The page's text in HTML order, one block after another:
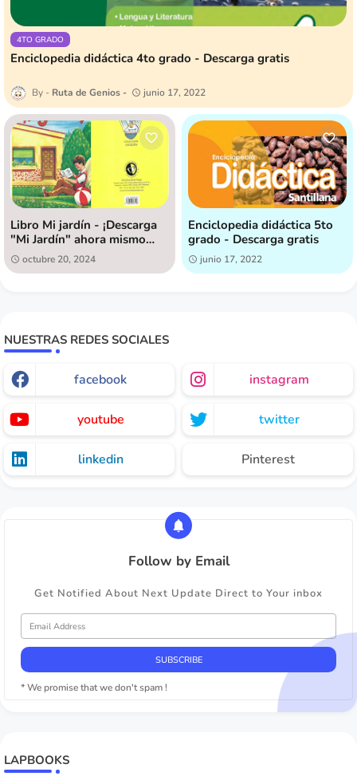
4TO GRADO
Enciclopedia didáctica 4to grado - Descarga gratis
Ruta de Genios junio 17, 2022
Libro Mi jardín - ¡Descarga
"Mi Jardín" ahora mismo
[GRATIS]!
octubre 20, 2024
Enciclopedia didáctica 5to
grado - Descarga gratis
junio 17, 2022
NUESTRAS REDES SOCIALES
facebook instagram
youtube twitter
linkedin Pinterest
Follow by Email
Get Notified About Next Update Direct to Your inbox
* We promise that we don't spam !
LAPBOOKS